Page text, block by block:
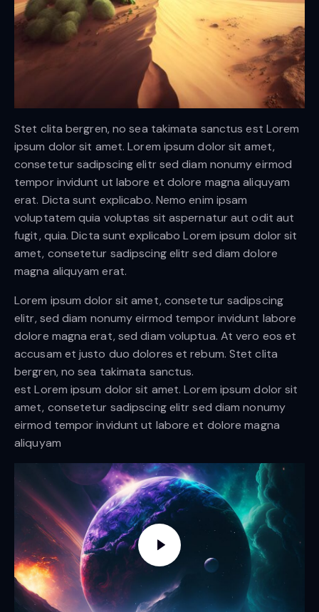
Stet clita bergren, no sea takimata sanctus est Lorem
ipsum dolor sit amet. Lorem ipsum dolor sit amet,
consetetur sadipscing elitr sed diam nonumy eirmod
tempor invidunt ut labore et dolore magna aliquyam
erat. Dicta sunt explicabo. Nemo enim ipsam
voluptatem quia voluptas sit aspernatur aut odit aut
fugit, quia. Dicta sunt explicabo Lorem ipsum dolor sit
amet, consetetur sadipscing elitr sed diam dolore
magna aliquyam erat.
Lorem ipsum dolor sit amet, consetetur sadipscing
elitr, sed diam nonumy eirmod tempor invidunt labore
dolore magna erat, sed diam voluptua. At vero eos et
accusam et justo duo dolores et rebum. Stet clita
bergren, no sea takimata sanctus.
est Lorem ipsum dolor sit amet. Lorem ipsum dolor sit
amet, consetetur sadipscing elitr sed diam nonumy
eirmod tempor invidunt ut labore et dolore magna
aliquyam